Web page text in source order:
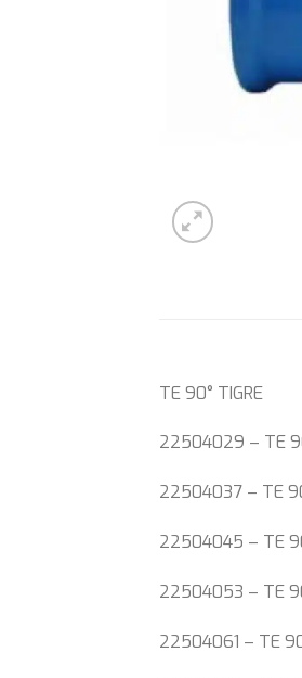
TE 90° TIGRE
22504029 – TE
22504037 – TE
22504045 – TE
22504053 – TE
22504061 – TE